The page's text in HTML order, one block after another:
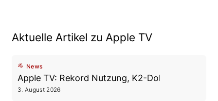
Aktuelle Artikel zu Apple TV
News
Apple TV: Rekord Nutzung, K2-Doku im
3. August 2026